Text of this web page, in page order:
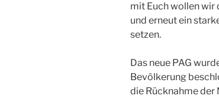
mit Euch wollen
und erneut ein
setzen.
Das neue PAG
Bevölkerung
die Rücknahme der